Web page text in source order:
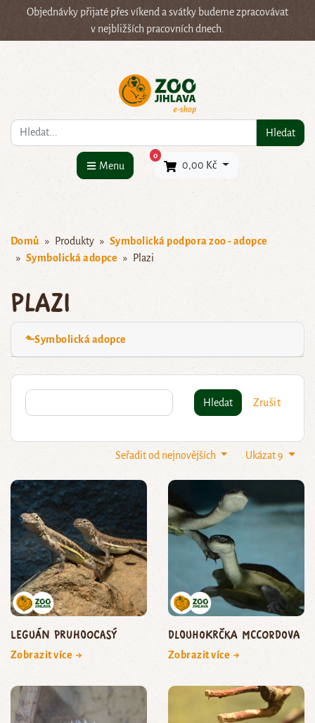
Objednávky přijaté přes víkend a svátky budeme zpracovávat
v nejbližších pracovních dnech.
Co hledáte? Hledat
Menu
0×
0,00 Kč
Domů Produkty
Symbolická podpora zoo - adopce
Symbolická adopce
Plazi
Plazi
⬑Symbolická adopce
Hledat Zrušit
Ukázat 9
Seřadit od nejnovějších
leguán pruhoocasý
Zobrazit více →
dlouhokrčka McCordova
Zobrazit více →